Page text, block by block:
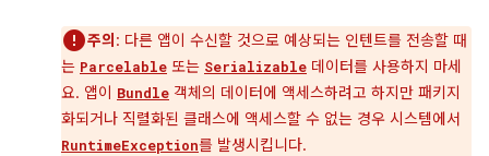
주의 : 다른 앱이 수신할 것으로 예상되는 인텐트를 전송할 때
는 Parcelable 또는 Serializable 데이터를 사용하지 마세
요. 앱이 Bundle 객체의 데이터에 액세스하려고 하지만 패키지
화되거나 직렬화된 클래스에 액세스할 수 없는 경우 시스템에서
RuntimeException를 발생시킵니다.